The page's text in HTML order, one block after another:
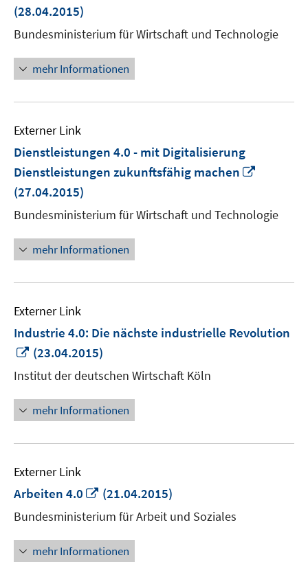
öffnen
(28.04.2015)
Bundesministerium für Wirtschaft und Technologie
mehr Informationen
Externer Link
Dienstleistungen 4.0 - mit Digitalisierung
Dienstleistungen zukunftsfähig machen
öffnen
(27.04.2015)
Bundesministerium für Wirtschaft und Technologie
mehr Informationen
Externer Link
Industrie 4.0: Die nächste industrielle Revolution
In
neuem
Fenster
öffnen
(23.04.2015)
Institut der deutschen Wirtschaft Köln
mehr Informationen
Externer Link
Arbeiten 4.0
In
neuem
Fenster
öffnen
(21.04.2015)
Bundesministerium für Arbeit und Soziales
mehr Informationen